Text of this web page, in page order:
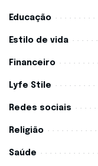
Educação
Estilo de vida
Financeiro
Lyfe Stile
Redes sociais
Religião
Saúde